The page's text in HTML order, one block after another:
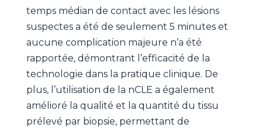
temps médian de contact avec les lésions
suspectes a été de seulement 5 minutes et
aucune complication majeure n’a été
rapportée, démontrant l’efficacité de la
technologie dans la pratique clinique. De
plus, l’utilisation de la nCLE a également
amélioré la qualité et la quantité du tissu
prélevé par biopsie, permettant de